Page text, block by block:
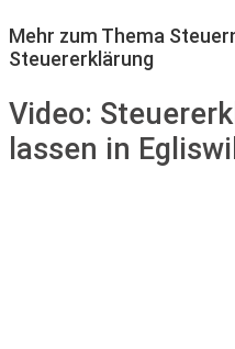
Mehr zum Thema
Steuererklärung
Video:
lassen in Egliswil